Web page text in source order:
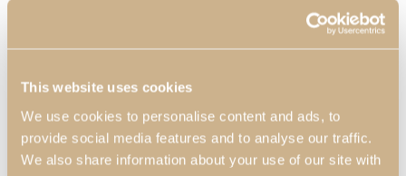
This website uses cookies
We use cookies to personalise content and ads, to
provide social media features and to analyse our traffic.
We also share information about your use of our site with